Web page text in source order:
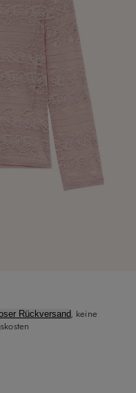
Rückversand, keine